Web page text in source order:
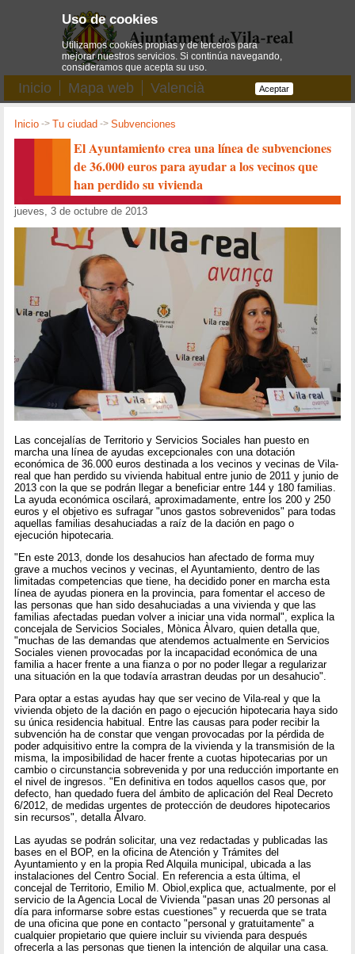
Inicio Mapa web Valencià
Inicio ->Tu ciudad ->Subvenciones
El Ayuntamiento crea una línea de subvenciones
de 36.000 euros para ayudar a los vecinos que
han perdido su vivienda
jueves, 3 de octubre de 2013
Las concejalías de Territorio y Servicios Sociales han puesto en
marcha una línea de ayudas excepcionales con una dotación
económica de 36.000 euros destinada a los vecinos y vecinas de Vila-
real que han perdido su vivienda habitual entre junio de 2011 y junio de
2013 con la que se podrán llegar a beneficiar entre 144 y 180 familias.
La ayuda económica oscilará, aproximadamente, entre los 200 y 250
euros y el objetivo es sufragar "unos gastos sobrevenidos" para todas
aquellas familias desahuciadas a raíz de la dación en pago o
ejecución hipotecaria.
"En este 2013, donde los desahucios han afectado de forma muy
grave a muchos vecinos y vecinas, el Ayuntamiento, dentro de las
limitadas competencias que tiene, ha decidido poner en marcha esta
línea de ayudas pionera en la provincia, para fomentar el acceso de
las personas que han sido desahuciadas a una vivienda y que las
familias afectadas puedan volver a iniciar una vida normal", explica la
concejala de Servicios Sociales, Mònica Àlvaro, quien detalla que,
"muchas de las demandas que atendemos actualmente en Servicios
Sociales vienen provocadas por la incapacidad económica de una
familia a hacer frente a una fianza o por no poder llegar a regularizar
una situación en la que todavía arrastran deudas por un desahucio".
Para optar a estas ayudas hay que ser vecino de Vila-real y que la
vivienda objeto de la dación en pago o ejecución hipotecaria haya sido
su única residencia habitual. Entre las causas para poder recibir la
subvención ha de constar que vengan provocadas por la pérdida de
poder adquisitivo entre la compra de la vivienda y la transmisión de la
misma, la imposibilidad de hacer frente a cuotas hipotecarias por un
cambio o circunstancia sobrevenida y por una reducción importante en
el nivel de ingresos. "En definitiva en todos aquellos casos que, por
defecto, han quedado fuera del ámbito de aplicación del Real Decreto
6/2012, de medidas urgentes de protección de deudores hipotecarios
sin recursos", detalla Àlvaro.
Las ayudas se podrán solicitar, una vez redactadas y publicadas las
bases en el BOP, en la oficina de Atención y Trámites del
Ayuntamiento y en la propia Red Alquila municipal, ubicada a las
instalaciones del Centro Social. En referencia a esta última, el
concejal de Territorio, Emilio M. Obiol,explica que, actualmente, por el
servicio de la Agencia Local de Vivienda "pasan unas 20 personas al
día para informarse sobre estas cuestiones" y recuerda que se trata
de una oficina que pone en contacto "personal y gratuitamente" a
cualquier propietario que quiere incluir su vivienda para después
ofrecerla a las personas que tienen la intención de alquilar una casa.
Uso de cookies
Utilizamos cookies propias y de terceros para
mejorar nuestros servicios. Si continúa navegando,
consideramos que acepta su uso.
Aceptar